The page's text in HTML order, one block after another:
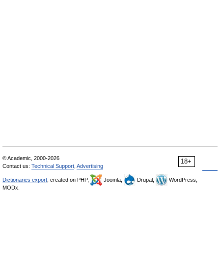
18+
© Academic, 2000-2026
Contact us: Technical Support Advertising
Dictionaries export , created on PHP, Joomla, Drupal,
WordPress,
MODx.